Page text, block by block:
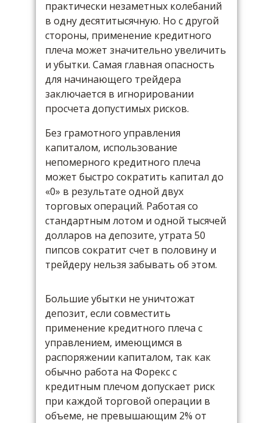
практически незаметных колебаний
в одну десятитысячную. Но с другой
стороны, применение кредитного
плеча может значительно увеличить
и убытки. Самая главная опасность
для начинающего трейдера
заключается в игнорировании
просчета допустимых рисков.
Без грамотного управления
капиталом, использование
непомерного кредитного плеча
может быстро сократить капитал до
«0» в результате одной двух
торговых операций. Работая со
стандартным лотом и одной тысячей
долларов на депозите, утрата 50
пипсов сократит счет в половину и
трейдеру нельзя забывать об этом.
Большие убытки не уничтожат
депозит, если совместить
применение кредитного плеча с
управлением, имеющимся в
распоряжении капиталом, так как
обычно работа на Форекс с
кредитным плечом допускает риск
при каждой торговой операции в
объеме, не превышающим 2% от